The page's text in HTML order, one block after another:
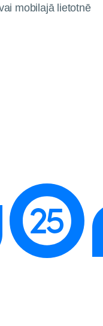
mobilajā lietotnē